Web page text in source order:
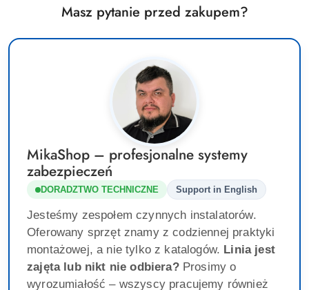
Masz pytanie przed zakupem?
MikaShop – profesjonalne systemy
zabezpieczeń
DORADZTWO TECHNICZNE Support in English
Jesteśmy zespołem czynnych instalatorów.
Oferowany sprzęt znamy z codziennej praktyki
montażowej, a nie tylko z katalogów. Linia jest
zajęta lub nikt nie odbiera?Prosimy o
wyrozumiałość – wszyscy pracujemy również